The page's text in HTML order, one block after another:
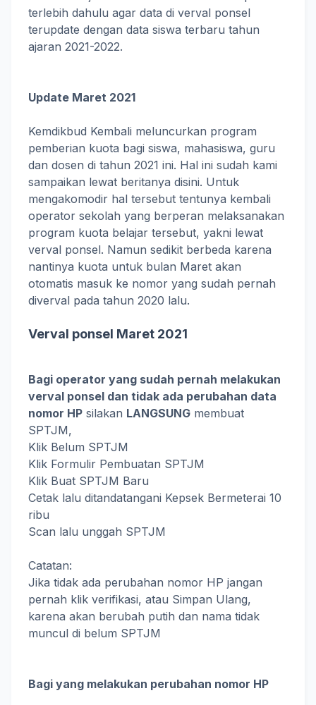
terlebih dahulu agar data di verval ponsel
terupdate dengan data siswa terbaru tahun
ajaran 2021-2022.
Update Maret 2021
Kemdikbud Kembali meluncurkan program
pemberian kuota bagi siswa, mahasiswa, guru
dan dosen di tahun 2021 ini. Hal ini sudah kami
sampaikan lewat beritanya disini. Untuk
mengakomodir hal tersebut tentunya kembali
operator sekolah yang berperan melaksanakan
program kuota belajar tersebut, yakni lewat
verval ponsel. Namun sedikit berbeda karena
nantinya kuota untuk bulan Maret akan
otomatis masuk ke nomor yang sudah pernah
diverval pada tahun 2020 lalu.
Verval ponsel Maret 2021
Bagi operator yang sudah pernah melakukan
verval ponsel dan tidak ada perubahan data
nomor HP silakan LANGSUNG membuat
SPTJM,
Klik Belum SPTJM
Klik Formulir Pembuatan SPTJM
Klik Buat SPTJM Baru
Cetak lalu ditandatangani Kepsek Bermeterai 10
ribu
Scan lalu unggah SPTJM
Catatan:
Jika tidak ada perubahan nomor HP jangan
pernah klik verifikasi, atau Simpan Ulang,
karena akan berubah putih dan nama tidak
muncul di belum SPTJM
Bagi yang melakukan perubahan nomor HP